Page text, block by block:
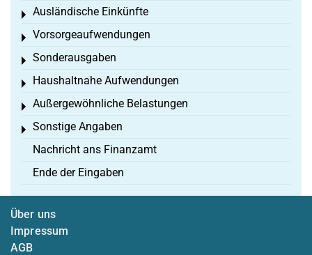
Ausländische Einkünfte
Toggle menu
Vorsorgeaufwendungen
Toggle menu
Sonderausgaben
Toggle menu
Haushaltnahe Aufwendungen
Toggle menu
Außergewöhnliche Belastungen
Toggle menu
Sonstige Angaben
Toggle menu
Nachricht ans Finanzamt
Ende der Eingaben
Über uns
Impressum
AGB